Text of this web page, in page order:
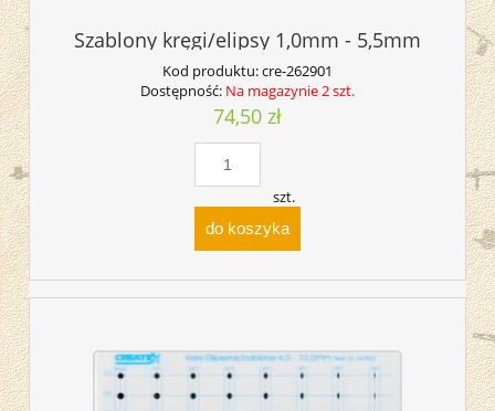
Szablony kręgi/elipsy 1,0mm - 5,5mm
Kod produktu:cre-262901
Dostępność: Na magazynie 2 szt.
74,50 zł
szt.
do koszyka